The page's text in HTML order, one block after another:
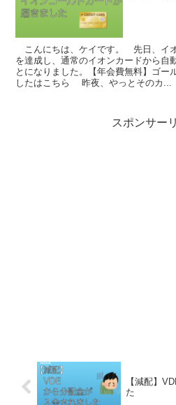
こんにちは、ケイです。 先日、イ
を達成し、通常のイオンカードから自
とになりました。【年会費無料】ゴー
したはこちら 昨夜、やっとそのカ...
スポンサー
【減配】
た